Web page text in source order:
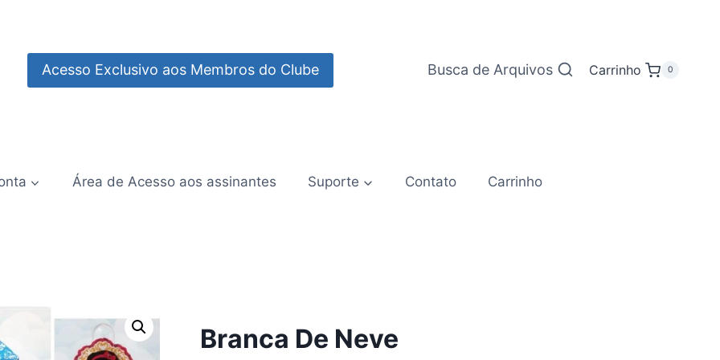
Acesso Exclusivo aos Membros do Clube Busca de Arquivos Carrinho 0
Área de Acesso aos assinantes Suporte Contato Carrinho
Branca De Neve